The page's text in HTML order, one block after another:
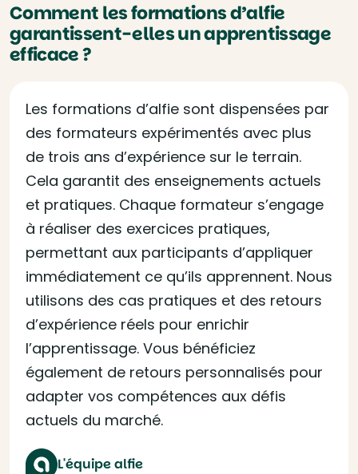
Comment les formations d’alfie
garantissent-elles un apprentissage
efficace ?
Les formations d’alfie sont dispensées par
des formateurs expérimentés avec plus
de trois ans d’expérience sur le terrain.
Cela garantit des enseignements actuels
et pratiques. Chaque formateur s’engage
à réaliser des exercices pratiques,
permettant aux participants d’appliquer
immédiatement ce qu’ils apprennent. Nous
utilisons des cas pratiques et des retours
d’expérience réels pour enrichir
l’apprentissage. Vous bénéficiez
également de retours personnalisés pour
adapter vos compétences aux défis
actuels du marché.
L'équipe alfie